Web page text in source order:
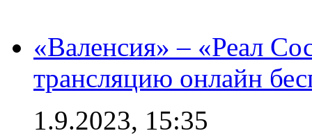
«Валенсия» – «Реал
трансляцию онлайн
1.9.2023, 15:35